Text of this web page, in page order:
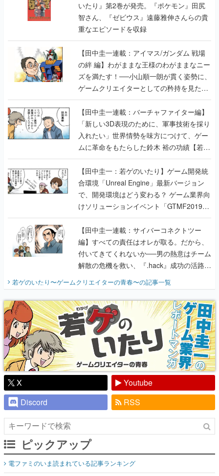
いたり』第2巻が発売。『ポケモン』田尻
智さん、『ゼビウス』遠藤雅伸さんらの貴
重なエピソードを収録
【田中圭一連載：アイマス/ガンダム 戦場
の絆 編】わがままな王様のわがままなニー
ズを満たす！──小山順一朗が貫く姿勢に、
ゲームクリエイターとしての矜持を見た
【若ゲのいたり最終回】
【田中圭一連載：バーチャファイター編】
「新しい3D表現のために、軍事技術を採り
入れたい」世界情勢を味方につけて、ゲー
ムに革命をもたらした鈴木 裕の功績【若ゲ
のいたり】
【田中圭一：若ゲのいたり】ゲーム開発統
合環境「Unreal Engine」最新バージョン
で、開発環境はどう変わる？ ゲーム業界向
けソリューションイベント「GTMF2019」
に行って、より理解を深めよう【PR】
【田中圭一連載：サイバーコネクトツー
編】すべての責任はオレが取る。だから、
付いてきてくれないか──男の熱意はチーム
解散の危機を救い、『.hack』成功の活路を
開く。業界の快男児・松山 洋に流れる血は
『少年ジャンプ』色だった【若ゲのいた
り】
若ゲのいたり〜ゲームクリエイターの青春〜の記事一覧
X
Youtube
Discord
RSS
ピックアップ
電ファミのいま読まれている記事ランキング